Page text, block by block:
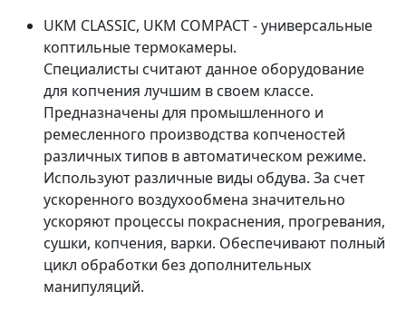
UKM CLASSIC, UKM COMPACT - универсальные
коптильные термокамеры.
Специалисты считают данное оборудование
для копчения лучшим в своем классе.
Предназначены для промышленного и
ремесленного производства копченостей
различных типов в автоматическом режиме.
Используют различные виды обдува. За счет
ускоренного воздухообмена значительно
ускоряют процессы покраснения, прогревания,
сушки, копчения, варки. Обеспечивают полный
цикл обработки без дополнительных
манипуляций.